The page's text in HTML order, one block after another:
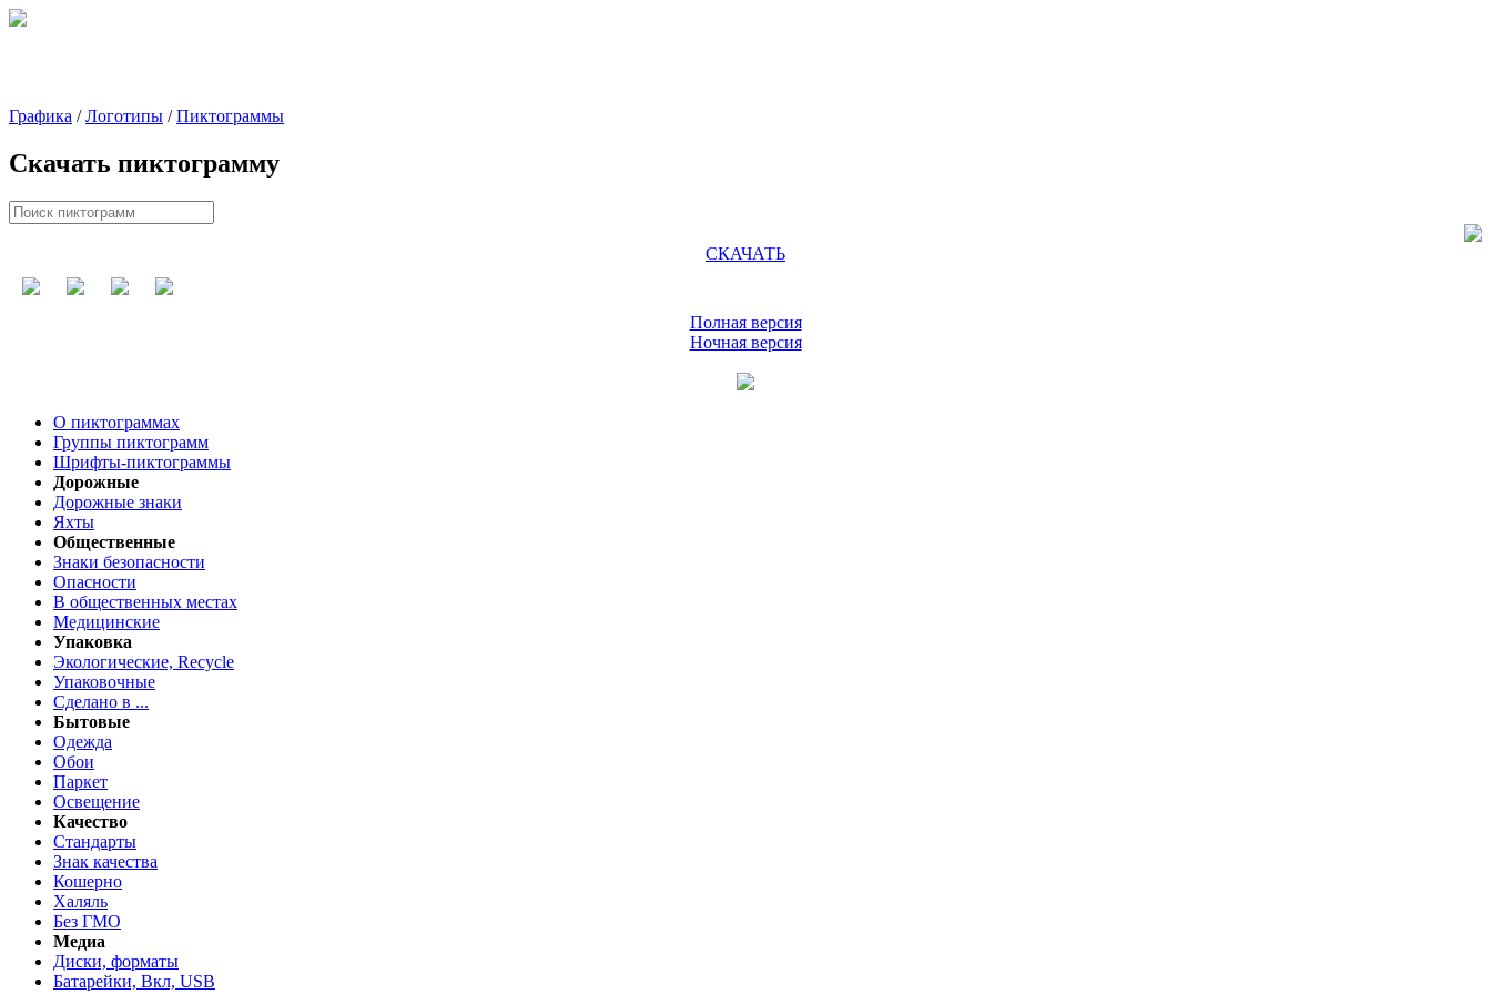
Графика /Логотипы /Пиктограммы
Скачать пиктограмму
СКАЧАТЬ
Полная версия
Ночная версия
О пиктограммах
Группы пиктограмм
Шрифты-пиктограммы
Дорожные
Дорожные знаки
Яхты
Общественные
Знаки безопасности
Опасности
В общественных местах
Медицинские
Упаковка
Экологические, Recycle
Упаковочные
Сделано в ...
Бытовые
Одежда
Обои
Паркет
Освещение
Качество
Стандарты
Знак качества
Кошерно
Халяль
Без ГМО
Медиа
Диски, форматы
Батарейки, Вкл, USB